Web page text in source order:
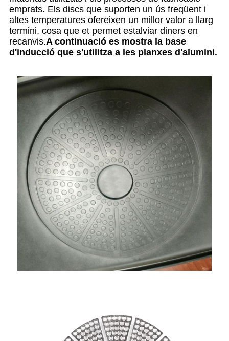
emprats. Els discs que suporten un ús freqüent i
altes temperatures ofereixen un millor valor a llarg
termini, cosa que et permet estalviar diners en
recanvis.A continuació es mostra la base
d'inducció que s'utilitza a les planxes d'alumini.